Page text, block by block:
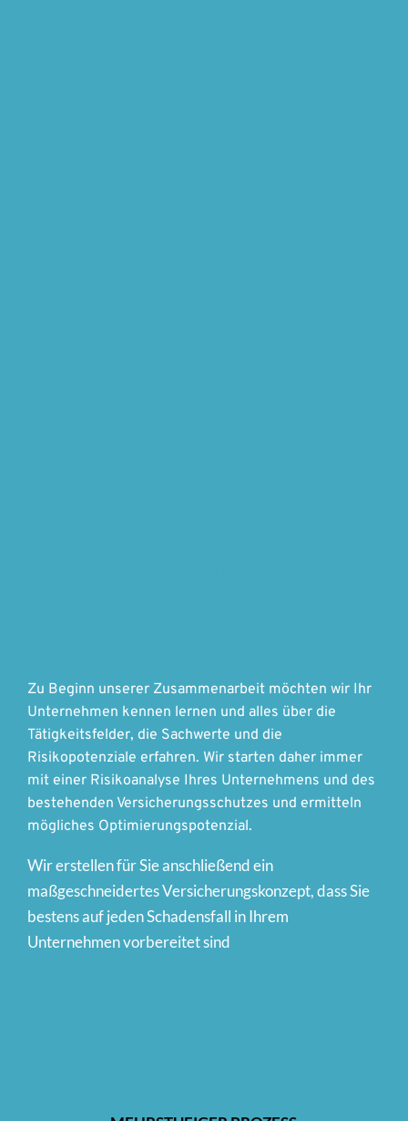
Zu Beginn unserer Zusammenarbeit möchten wir Ihr
Unternehmen kennen lernen und alles über die
Tätigkeitsfelder, die Sachwerte und die
Risikopotenziale erfahren. Wir starten daher immer
mit einer Risikoanalyse Ihres Unternehmens und des
bestehenden Versicherungsschutzes und ermitteln
mögliches Optimierungspotenzial.
Wir erstellen für Sie anschließend ein
maßgeschneidertes Versicherungskonzept, dass Sie
bestens auf jeden Schadensfall in Ihrem
Unternehmen vorbereitet sind